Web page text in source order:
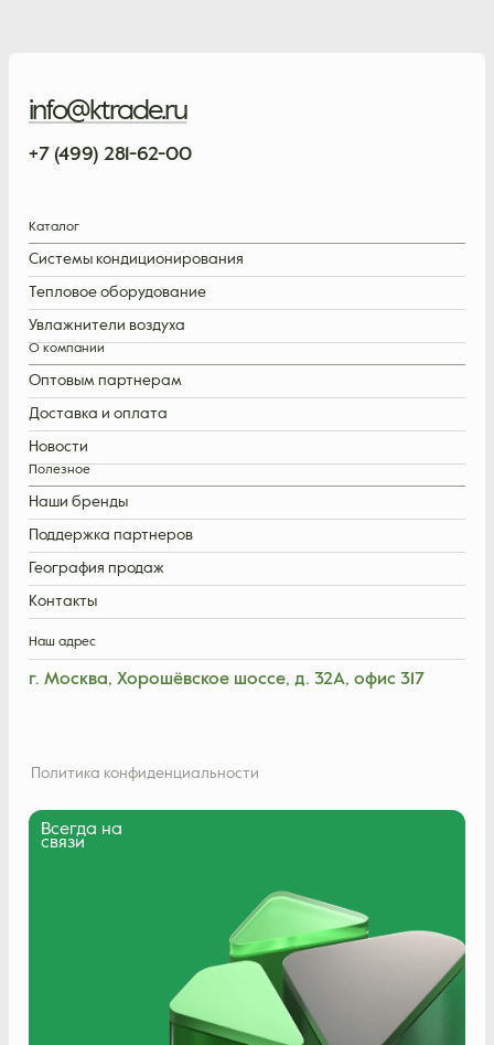
info@ktrade.ru
+7 (499) 281-62-00
Каталог
Системы кондиционирования
Тепловое оборудование
Увлажнители воздуха
О компании
Оптовым партнерам
Доставка и оплата
Новости
Полезное
Наши бренды
Поддержка партнеров
География продаж
Контакты
Политика конфиденциальности
Наш адрес
г. Москва, Хорошёвское шоссе, д. 32А, офис 317
Всегда на
связи